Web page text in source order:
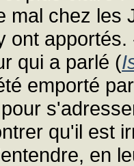
mal chez les
ont
qui a parlé (
emporté
qu'il est
en